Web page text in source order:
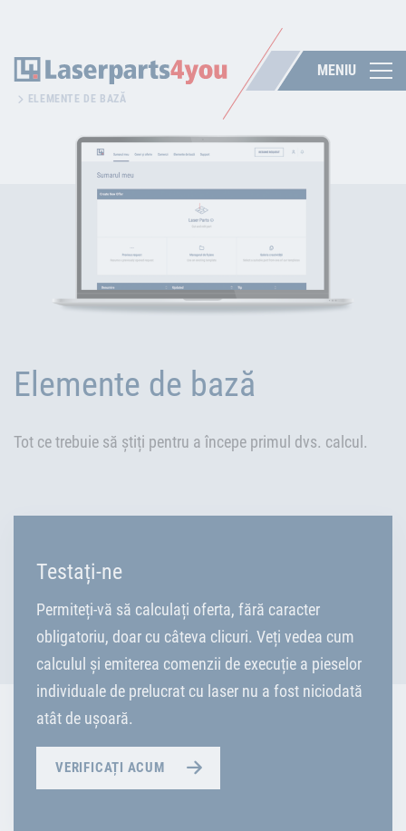
MENIU
ELEMENTE DE BAZĂ
Elemente de bază
Tot ce trebuie să știți pentru a începe primul dvs. calcul.
Testați-ne
Permiteți-vă să calculați oferta, fără caracter
obligatoriu, doar cu câteva clicuri. Veți vedea cum
calculul și emiterea comenzii de execuție a pieselor
individuale de prelucrat cu laser nu a fost niciodată
atât de ușoară.
VERIFICAȚI ACUM